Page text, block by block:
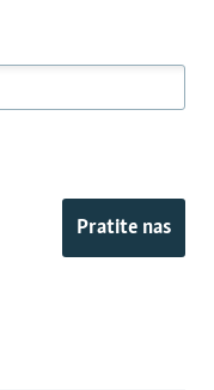
Pratite nas